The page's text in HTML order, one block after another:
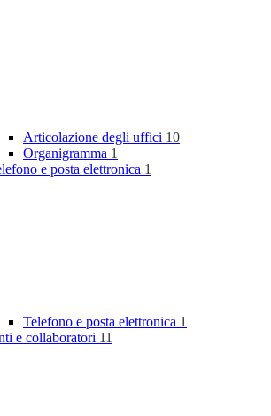
Articolazione degli uffici 10
Organigramma 1
e posta elettronica 1
Telefono e posta elettronica 1
e collaboratori 11